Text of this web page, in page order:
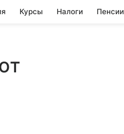
Курсы Налоги Пенсии